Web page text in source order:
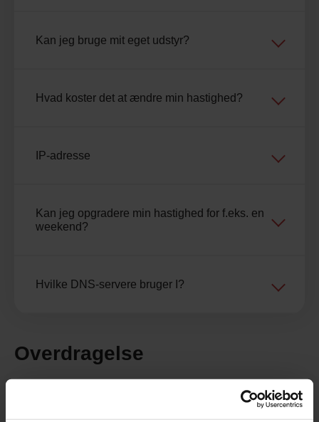
Kan jeg bruge mit eget udstyr?
Hvad koster det at ændre min hastighed?
IP-adresse
Kan jeg opgradere min hastighed for f.eks. en
weekend?
Hvilke DNS-servere bruger I?
Overdragelse